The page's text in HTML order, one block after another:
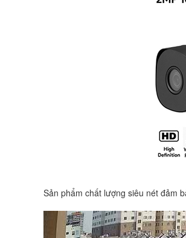
Sản phẩm chất lượng siêu nét đảm